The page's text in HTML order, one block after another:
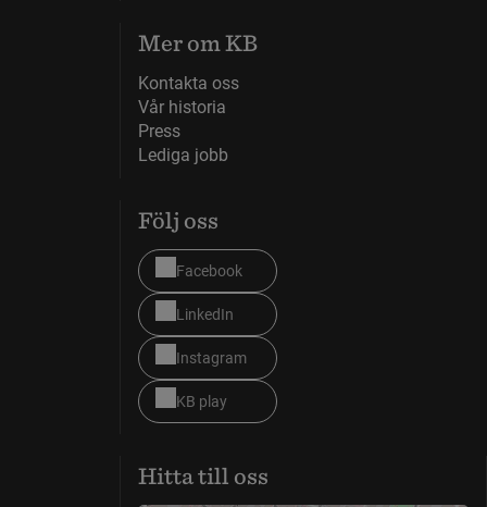
Mer om KB
Kontakta oss
Vår historia
Press
Lediga jobb
Följ oss
Facebook
LinkedIn
Instagram
KB play
Hitta till oss